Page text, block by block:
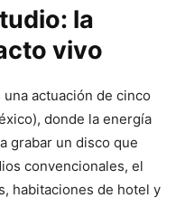
la
vivo
actuación de cinco
donde la energía
grabar un disco que
convencionales, el
habitaciones de hotel y